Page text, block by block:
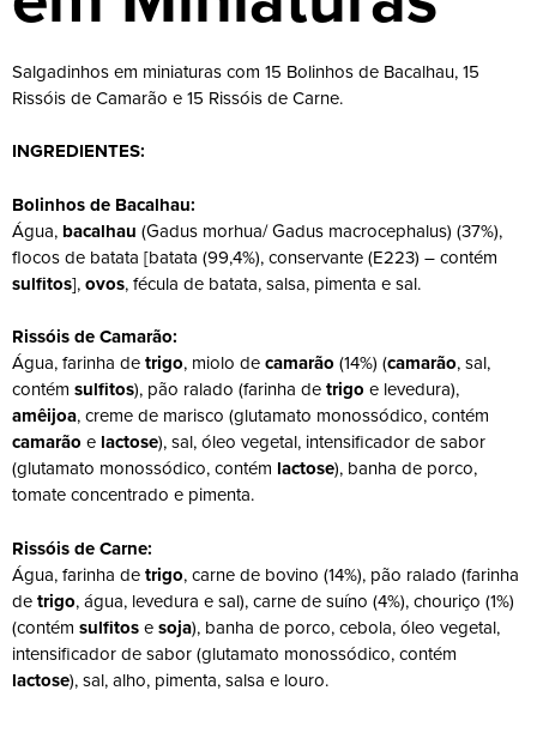
Salgadinhos em miniaturas com 15 Bolinhos de Bacalhau, 15
Rissóis de Camarão e 15 Rissóis de Carne.
INGREDIENTES:
Bolinhos de Bacalhau:
Água, bacalhau (Gadus morhua/ Gadus macrocephalus) (37%),
flocos de batata [batata (99,4%), conservante (E223) – contém
sulfitos], ovos, fécula de batata, salsa, pimenta e sal.
Rissóis de Camarão:
Água, farinha de trigo, miolo de camarão (14%) (camarão, sal,
contém sulfitos), pão ralado (farinha de trigo e levedura),
amêijoa, creme de marisco (glutamato monossódico, contém
camarão e lactose), sal, óleo vegetal, intensificador de sabor
(glutamato monossódico, contém lactose), banha de porco,
tomate concentrado e pimenta.
Rissóis de Carne:
Água, farinha de trigo, carne de bovino (14%), pão ralado (farinha
de trigo, água, levedura e sal), carne de suíno (4%), chouriço (1%)
(contém sulfitos e soja), banha de porco, cebola, óleo vegetal,
intensificador de sabor (glutamato monossódico, contém
lactose), sal, alho, pimenta, salsa e louro.